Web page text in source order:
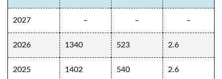
2027 – – –
2026 1340 523 2.6
2025 1402 540 2.6